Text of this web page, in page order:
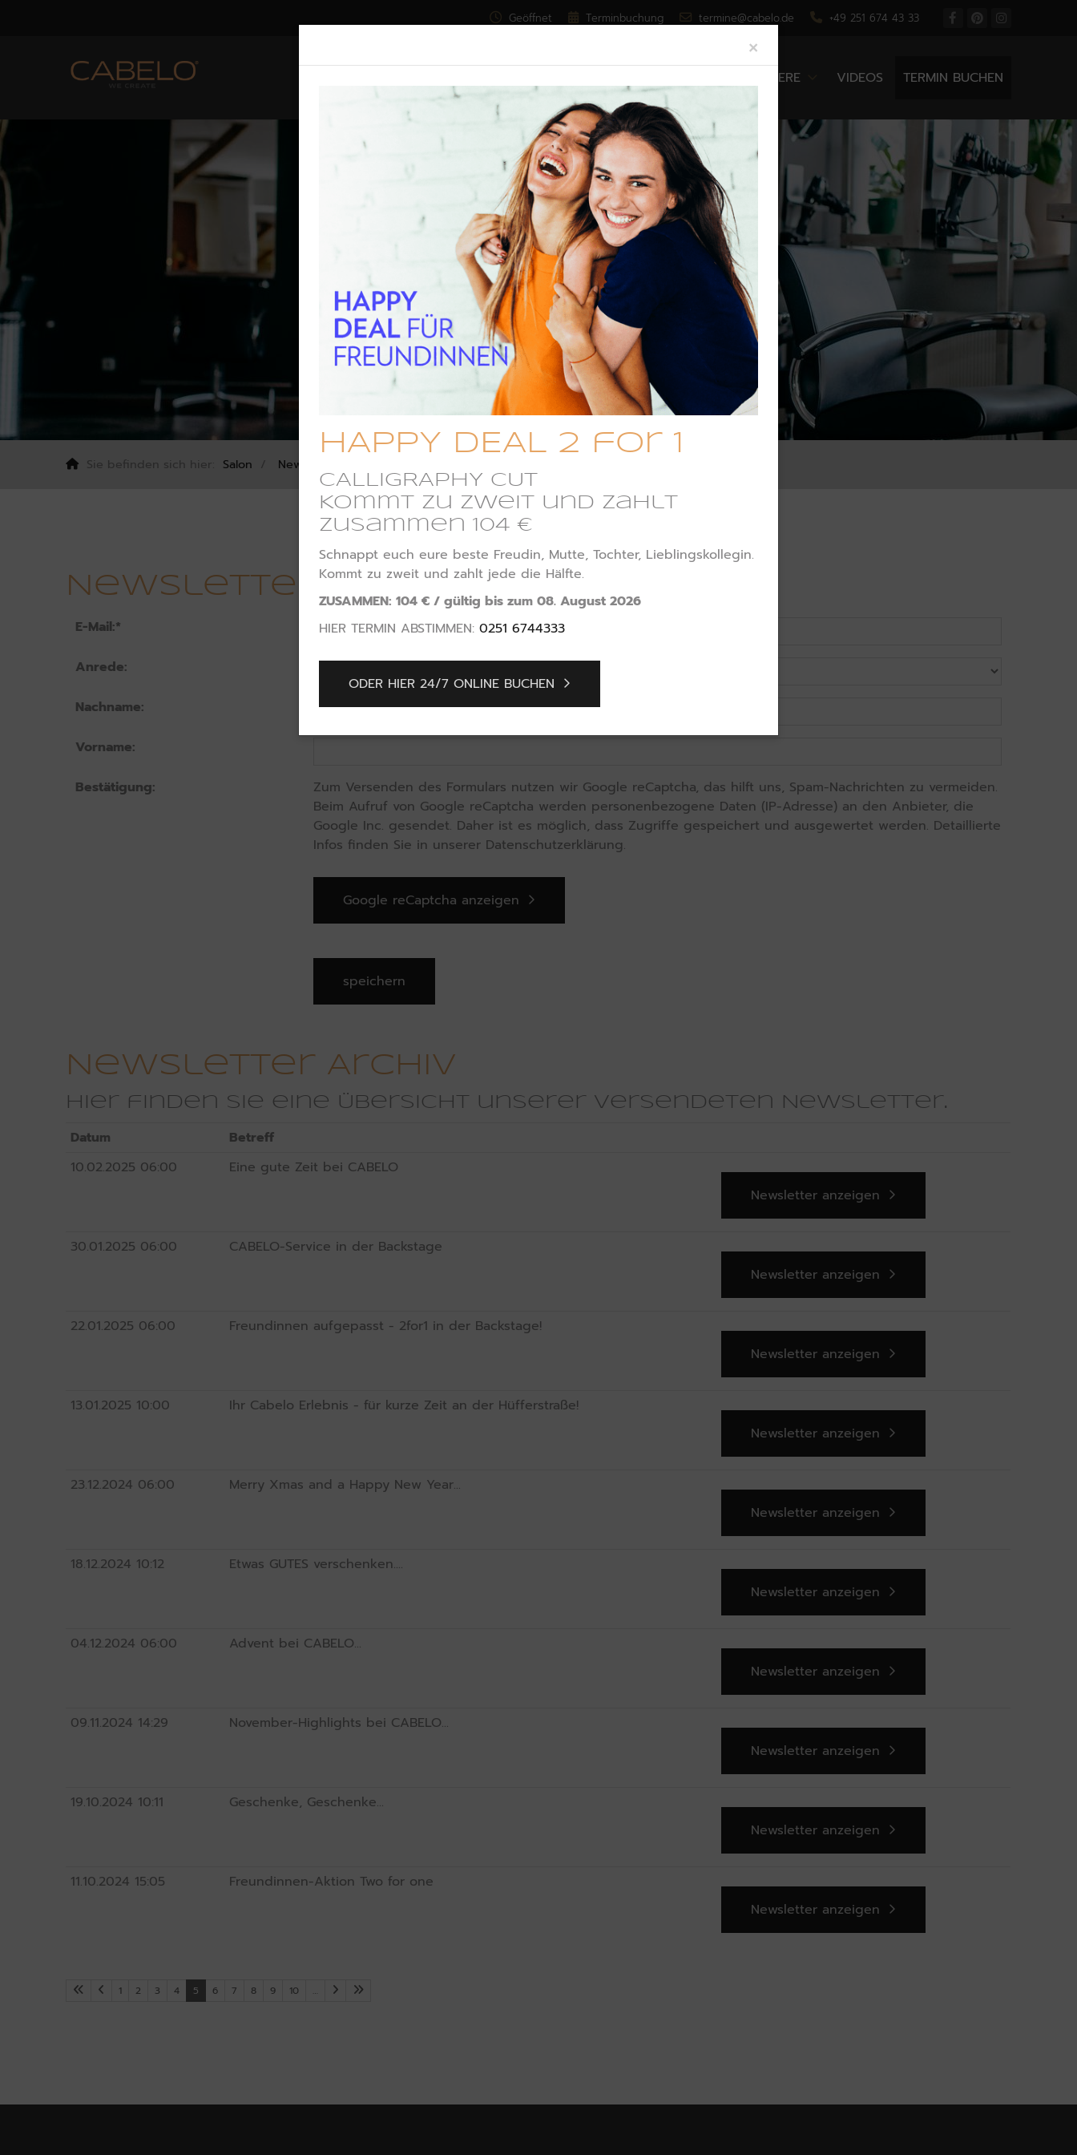
Geöffnet Terminbuchung termine@cabelo.de +49 251 674 43 33
KARRIERE VIDEOS TERMIN BUCHEN
Sie befinden sich hier: Salon Newsletter / Archiv
Newsletter-Anmeldung
E-Mail:*
Anrede:
Nachname:
Vorname:
Bestätigung:
Zum Versenden des Formulars nutzen wir Google reCaptcha, das hilft uns, Spam-Nachrichten zu vermeiden.
Beim Aufruf von Google reCaptcha werden personenbezogene Daten (IP-Adresse) an den Anbieter, die
Google Inc. gesendet. Daher ist es möglich, dass Zugriffe gespeichert und ausgewertet werden. Detaillierte
Infos finden Sie in unserer Datenschutzerklärung.
Google reCaptcha anzeigen
Newsletter Archiv
Hier finden Sie eine Übersicht unserer versendeten Newsletter.
Datum Betreff
10.02.2025 06:00
Eine gute Zeit bei CABELO
Newsletter anzeigen
30.01.2025 06:00
CABELO-Service in der Backstage
Newsletter anzeigen
22.01.2025 06:00
Freundinnen aufgepasst - 2for1 in der Backstage!
Newsletter anzeigen
13.01.2025 10:00
Ihr Cabelo Erlebnis - für kurze Zeit an der Hüfferstraße!
Newsletter anzeigen
23.12.2024 06:00
Merry Xmas and a Happy New Year...
Newsletter anzeigen
18.12.2024 10:12
Etwas GUTES verschenken....
Newsletter anzeigen
04.12.2024 06:00
Advent bei CABELO...
Newsletter anzeigen
09.11.2024 14:29
November-Highlights bei CABELO...
Newsletter anzeigen
19.10.2024 10:11
Geschenke, Geschenke...
Newsletter anzeigen
11.10.2024 15:05
Freundinnen-Aktion Two for one
Newsletter anzeigen
1 2 3 4 5 6 7 8 9 10 …
×
HAPPY DEAL 2 for 1
CALLIGRAPHY CUT
Kommt zu zweit und zahlt
zusammen 104 €
Schnappt euch eure beste Freudin, Mutte, Tochter, Lieblingskollegin.
Kommt zu zweit und zahlt jede die Hälfte.
ZUSAMMEN: 104 € / gültig bis zum 08. August 2026
HIER TERMIN ABSTIMMEN: 0251 6744333
ODER HIER 24/7 ONLINE BUCHEN